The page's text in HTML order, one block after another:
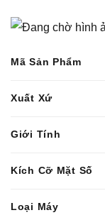
Mã Sản Phẩm
Xuất Xứ
Giới Tính
Kích Cỡ Mặt Số
Loại Máy